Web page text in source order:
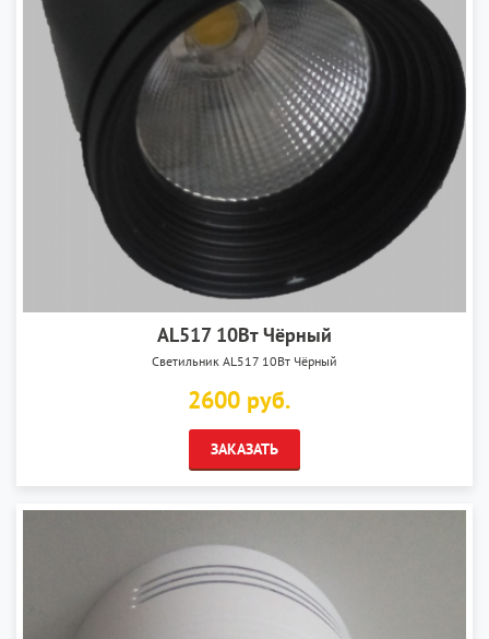
AL517 10Вт Чёрный
Светильник AL517 10Вт Чёрный
2600 руб.
ЗАКАЗАТЬ